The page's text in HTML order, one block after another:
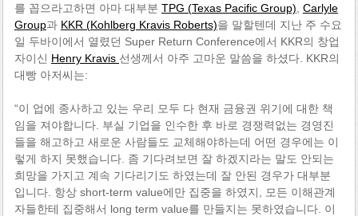
를 꼽으라고하면 아마 대부분 TPG (Texas Pacific Group) Carlyle
Group과 KKR (Kohlberg Kravis Roberts)을 말할텐데 지난 주 수요
일 두바이에서 열렸던 Super Return Conference에서 KKR의 창업
자이신 Henry Kravis 선생께서 아주 고마운 말씀을 하셨다. KKR의
대빵 아저씨는:
“이 업에 종사하고 있는 우리 모두 다 현재 금융권 위기에 대한 책
임을 져야합니다. 부실 기업을 인수한 후 바로 경쟁력없는 경영진
들을 해고하고 새로운 사람들도 교체해야하는데 어떤 경우에는 이
렇게 하지 못했습니다. 좀 기다려보면 잘 하겠지라는 말도 안되는
희망을 가지고 계속 기다리기도 하였는데 잘 안된 경우가 대부분
입니다. 항상 short-term value에만 집중을 하였지, 모든 이해관계
자들한테 집중해서 long term value를 만들지는 못하였습니다. 이